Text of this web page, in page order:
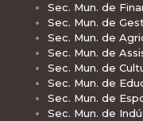
Sec. Mun. de
Sec. Mun. de
Sec. Mun. de
Sec. Mun. de
Sec. Mun. de
Sec. Mun. de
Sec. Mun. de
Sec. Mun. de